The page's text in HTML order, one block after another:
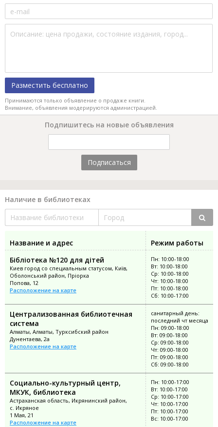
Разместить бесплатно
Принимаются только объявление о продаже книги.
Внимание, объявления модерируются администрацией.
Подпишитесь на новые объявления
Подписаться
Наличие в библиотеках
Название и адрес
Режим работы
Бібліотека №120 для дітей
Киев город со специальным статусом, Київ,
Оболонський район, Пріорка
Попова, 12
Расположение на карте
Пн: 10:00-18:00
Вт: 10:00-18:00
Ср: 10:00-18:00
Чт: 10:00-18:00
Пт: 10:00-18:00
Сб: 10:00-17:00
Централизованная библиотечная
система
Алматы, Алматы, Турксибский район
Дунентаева, 2а
Расположение на карте
санитарный день:
последний чт месяца
Пн: 09:00-18:00
Вт: 09:00-18:00
Ср: 09:00-18:00
Чт: 09:00-18:00
Пт: 09:00-18:00
Сб: 09:00-18:00
Социально-культурный центр,
МКУК, библиотека
Астраханская область, Икрянинский район,
с. Икряное
1 Мая, 21
Расположение на карте
Пн: 10:00-17:00
Вт: 10:00-17:00
Ср: 10:00-17:00
Чт: 10:00-17:00
Пт: 10:00-17:00
Вс: 10:00-17:00